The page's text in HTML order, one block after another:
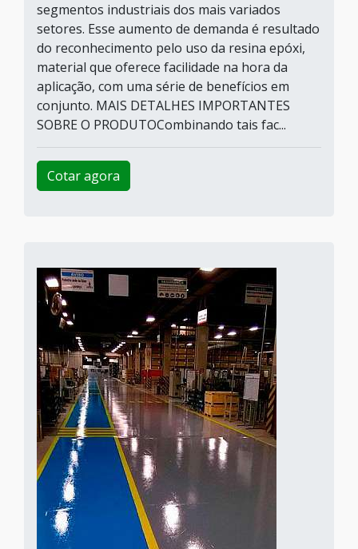
segmentos industriais dos mais variados
setores. Esse aumento de demanda é resultado
do reconhecimento pelo uso da resina epóxi,
material que oferece facilidade na hora da
aplicação, com uma série de benefícios em
conjunto. MAIS DETALHES IMPORTANTES
SOBRE O PRODUTOCombinando tais fac...
Cotar agora